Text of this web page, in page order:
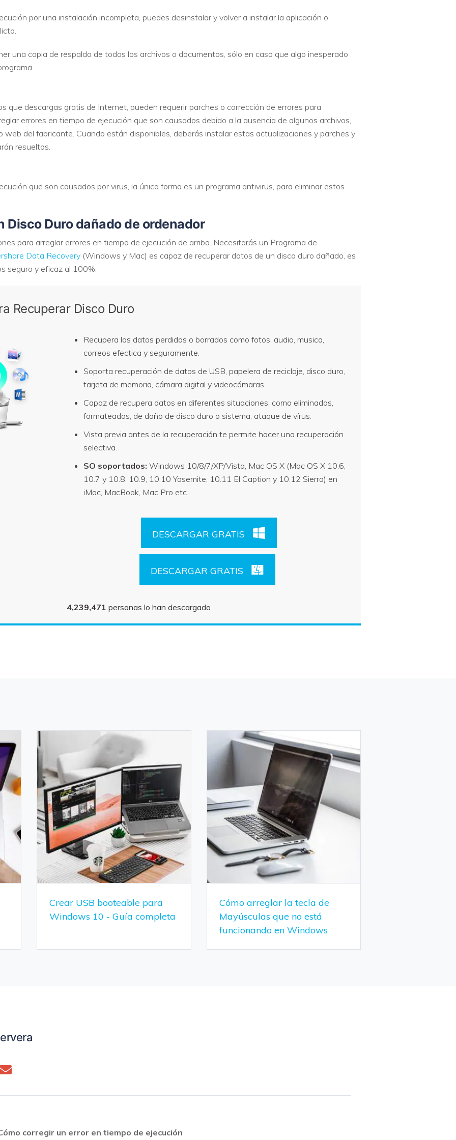
por una instalación incompleta, puedes desinstalar y volver a instalar la aplicación o
una copia de respaldo de todos los archivos o documentos, sólo en caso que algo inesperado
que descargas gratis de Internet, pueden requerir parches o corrección de errores para
errores en tiempo de ejecución que son causados debido a la ausencia de algunos archivos,
del fabricante. Cuando están disponibles, deberás instalar estas actualizaciones y parches y
resueltos.
que son causados por virus, la única forma es un programa antivirus, para eliminar estos
Disco Duro dañado de ordenador
para arreglar errores en tiempo de ejecución de arriba. Necesitarás un Programa de
Data Recovery (Windows y Mac) es capaz de recuperar datos de un disco duro dañado, es
seguro y eficaz al 100%.
Recuperar Disco Duro
Recupera los datos perdidos o borrados como fotos, audio, musica,
correos efectica y seguramente.
Soporta recuperación de datos de USB, papelera de reciclaje, disco duro,
tarjeta de memoria, cámara digital y videocámaras.
Capaz de recupera datos en diferentes situaciones, como eliminados,
formateados, de daño de disco duro o sistema, ataque de vírus.
Vista previa antes de la recuperación te permite hacer una recuperación
selectiva.
SO soportados: Windows 10/8/7/XP/Vista, Mac OS X (Mac OS X 10.6,
10.7 y 10.8, 10.9, 10.10 Yosemite, 10.11 El Caption y 10.12 Sierra) en
iMac, MacBook, Mac Pro etc.
DESCARGAR GRATIS
DESCARGAR GRATIS
4,239,471 personas lo han descargado
Crear USB booteable para
Windows 10 - Guía completa
Cómo arreglar la tecla de
Mayúsculas que no está
funcionando en Windows
corregir un error en tiempo de ejecución